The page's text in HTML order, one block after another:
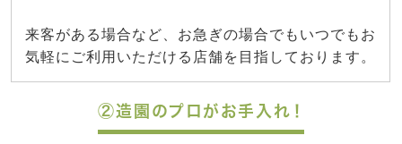
来客がある場合など、お急ぎの場合でもいつでもお
気軽にご利用いただける店舗を目指しております。
②造園のプロがお手入れ！